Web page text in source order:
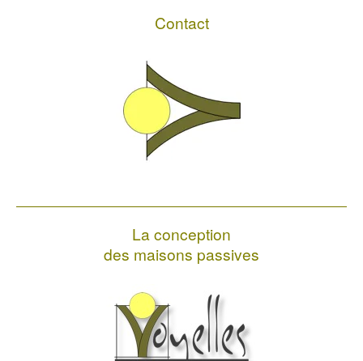
Contact
La conception
des maisons passives